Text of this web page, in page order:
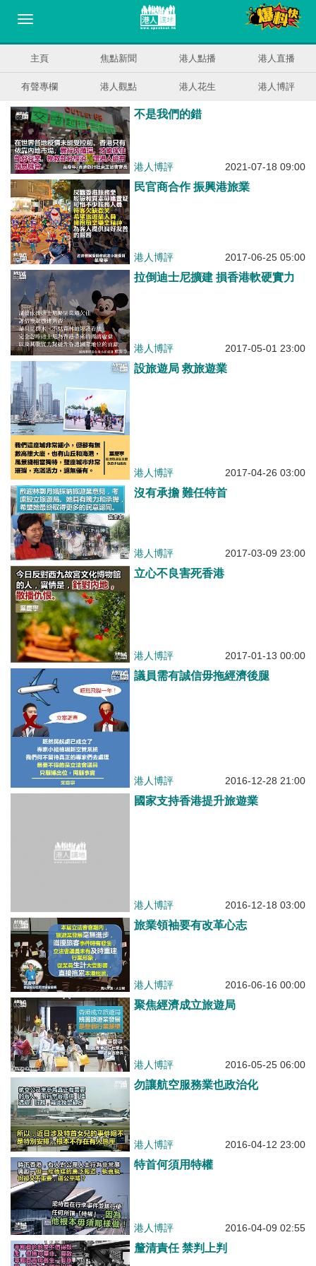
主頁 焦點新聞 港人點播 港人直播
有聲專欄 港人觀點 港人花生 港人博評
不是我們的錯
港人博評 2021-07-18 09:00
民官商合作 振興港旅業
港人博評 2017-06-25 05:00
拉倒迪士尼擴建 損香港軟硬實力
港人博評 2017-05-01 23:00
設旅遊局 救旅遊業
港人博評 2017-04-26 03:00
沒有承擔 難任特首
港人博評 2017-03-09 23:00
立心不良害死香港
港人博評 2017-01-13 00:00
議員需有誠信毋拖經濟後腿
港人博評 2016-12-28 21:00
國家支持香港提升旅遊業
港人博評 2016-12-18 03:00
旅業領袖要有改革心志
港人博評 2016-06-16 00:00
聚焦經濟成立旅遊局
港人博評 2016-05-25 06:00
勿讓航空服務業也政治化
港人博評 2016-04-12 23:00
特首何須用特權
港人博評 2016-04-09 02:55
釐清責任 禁判上判